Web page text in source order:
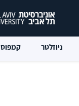
ניוזלטר קמפוס